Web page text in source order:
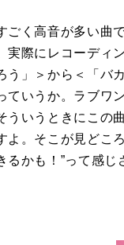
ごく高音が多い曲
実際にレコーディ
う」＞から＜「バ
ていうか。ラブワ
ういうときにこの
よ。そこが見どこ
るかも！”って感じ